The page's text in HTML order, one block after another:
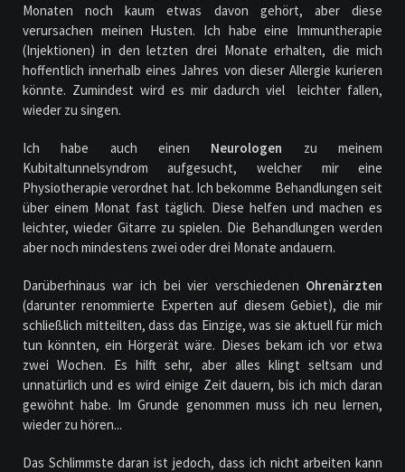
Monaten noch kaum etwas davon gehört, aber diese
verursachen meinen Husten. Ich habe eine Immuntherapie
(Injektionen) in den letzten drei Monate erhalten, die mich
hoffentlich innerhalb eines Jahres von dieser Allergie kurieren
könnte. Zumindest wird es mir dadurch viel leichter fallen,
wieder zu singen.
Ich habe auch einen Neurologen zu meinem
Kubitaltunnelsyndrom aufgesucht, welcher mir eine
Physiotherapie verordnet hat. Ich bekomme Behandlungen seit
über einem Monat fast täglich. Diese helfen und machen es
leichter, wieder Gitarre zu spielen. Die Behandlungen werden
aber noch mindestens zwei oder drei Monate andauern.
Darüberhinaus war ich bei vier verschiedenen Ohrenärzten
(darunter renommierte Experten auf diesem Gebiet), die mir
schließlich mitteilten, dass das Einzige, was sie aktuell für mich
tun könnten, ein Hörgerät wäre. Dieses bekam ich vor etwa
zwei Wochen. Es hilft sehr, aber alles klingt seltsam und
unnatürlich und es wird einige Zeit dauern, bis ich mich daran
gewöhnt habe. Im Grunde genommen muss ich neu lernen,
wieder zu hören...
Das Schlimmste daran ist jedoch, dass ich nicht arbeiten kann